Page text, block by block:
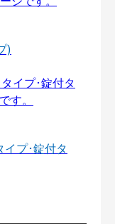
)
イプ･錠付タ